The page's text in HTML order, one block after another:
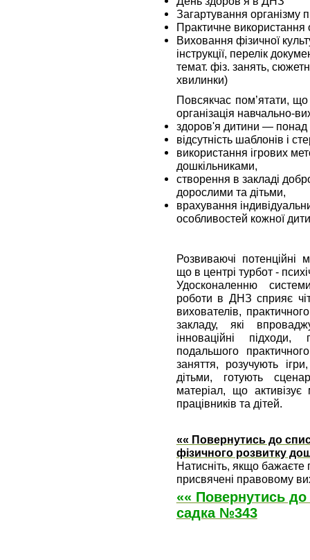
Загартування організму
Практичне
Виховання фізичної
інструкції, перелік
темат. фіз. занять,
хвилинки)
Повсякчас пом’ятати,
організація навчально-
здоров'я дитини — понад
відсутність шаблонів і
використання ігрових
дошкільниками,
створення в закладі
дорослими та дітьми,
врахування
особливостей кожної
Розвиваючі потенційні
що в центрі турбот -
Удосконаленню
роботи в ДНЗ сприяє
вихователів,
закладу, які
інноваційні
подальшого
заняття, розучують
дітьми, готують
матеріал, що
працівників та дітей.
«« Повернутись до
фізичного розвитку
Натисніть, якщо бажаєте
присвячені правовому
«« Повернутись
садка №343